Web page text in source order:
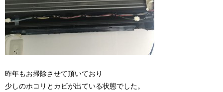
昨年もお掃除させて頂いており
少しのホコリとカビが出ている状態でした。